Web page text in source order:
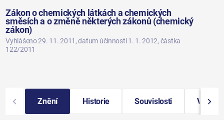
Zákon o chemických látkách a chemických
směsích a o změně některých zákonů (chemický
zákon)
Vyhlášeno 29. 11. 2011 , datum účinnosti 1. 1. 2012, částka
122/2011
Znění Historie Souvislosti